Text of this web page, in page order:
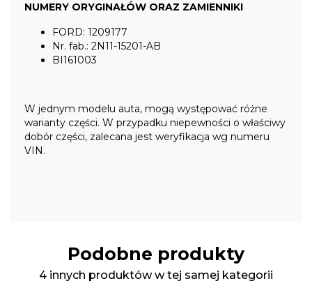
NUMERY ORYGINAŁÓW ORAZ ZAMIENNIKI
FORD: 1209177
Nr. fab.: 2N11-15201-AB
BI161003
W jednym modelu auta, mogą występować różne
warianty części. W przypadku niepewności o właściwy
dobór części, zalecana jest weryfikacja wg numeru
VIN.
Podobne produkty
4 innych produktów w tej samej kategorii